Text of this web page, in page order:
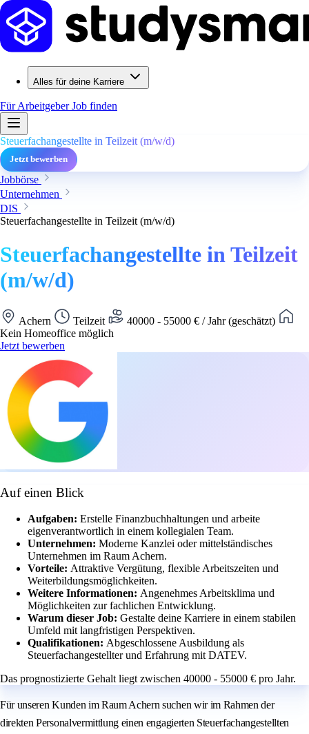
Alles für deine Karriere
Für ArbeitgeberJob finden
Steuerfachangestellte in Teilzeit (m/w/d)
Jetzt bewerben
Jobbörse
Unternehmen
DIS
Steuerfachangestellte in Teilzeit (m/w/d)
Steuerfachangestellte in Teilzeit
(m/w/d)
Achern Teilzeit
40000 - 55000 € / Jahr (geschätzt)
Kein Homeoffice möglich
Jetzt bewerben
Auf einen Blick
Aufgaben: Erstelle Finanzbuchhaltungen und arbeite
eigenverantwortlich in einem kollegialen Team.
Unternehmen: Moderne Kanzlei oder mittelständisches
Unternehmen im Raum Achern.
Vorteile: Attraktive Vergütung, flexible Arbeitszeiten und
Weiterbildungsmöglichkeiten.
Weitere Informationen: Angenehmes Arbeitsklima und
Möglichkeiten zur fachlichen Entwicklung.
Warum dieser Job: Gestalte deine Karriere in einem stabilen
Umfeld mit langfristigen Perspektiven.
Qualifikationen: Abgeschlossene Ausbildung als
Steuerfachangestellter und Erfahrung mit DATEV.
Das prognostizierte Gehalt liegt zwischen 40000 - 55000 € pro Jahr.
Für unseren Kunden im Raum Achern suchen wir im Rahmen der
direkten Personalvermittlung einen engagierten Steuerfachangestellten